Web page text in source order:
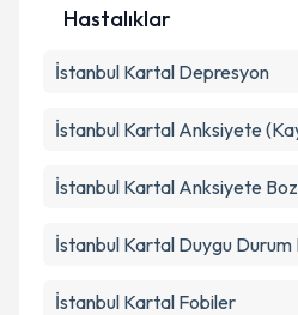
Hastalıklar
İstanbul Kartal Depresyon
İstanbul Kartal Anksiyete
İstanbul Kartal Anksiyete
İstanbul Kartal Duygu Durum
İstanbul Kartal Fobiler